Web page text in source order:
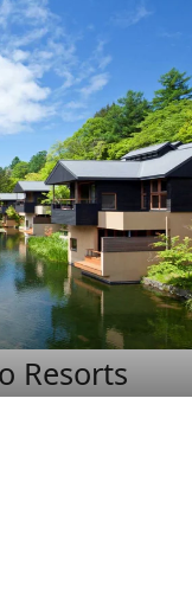
Resorts